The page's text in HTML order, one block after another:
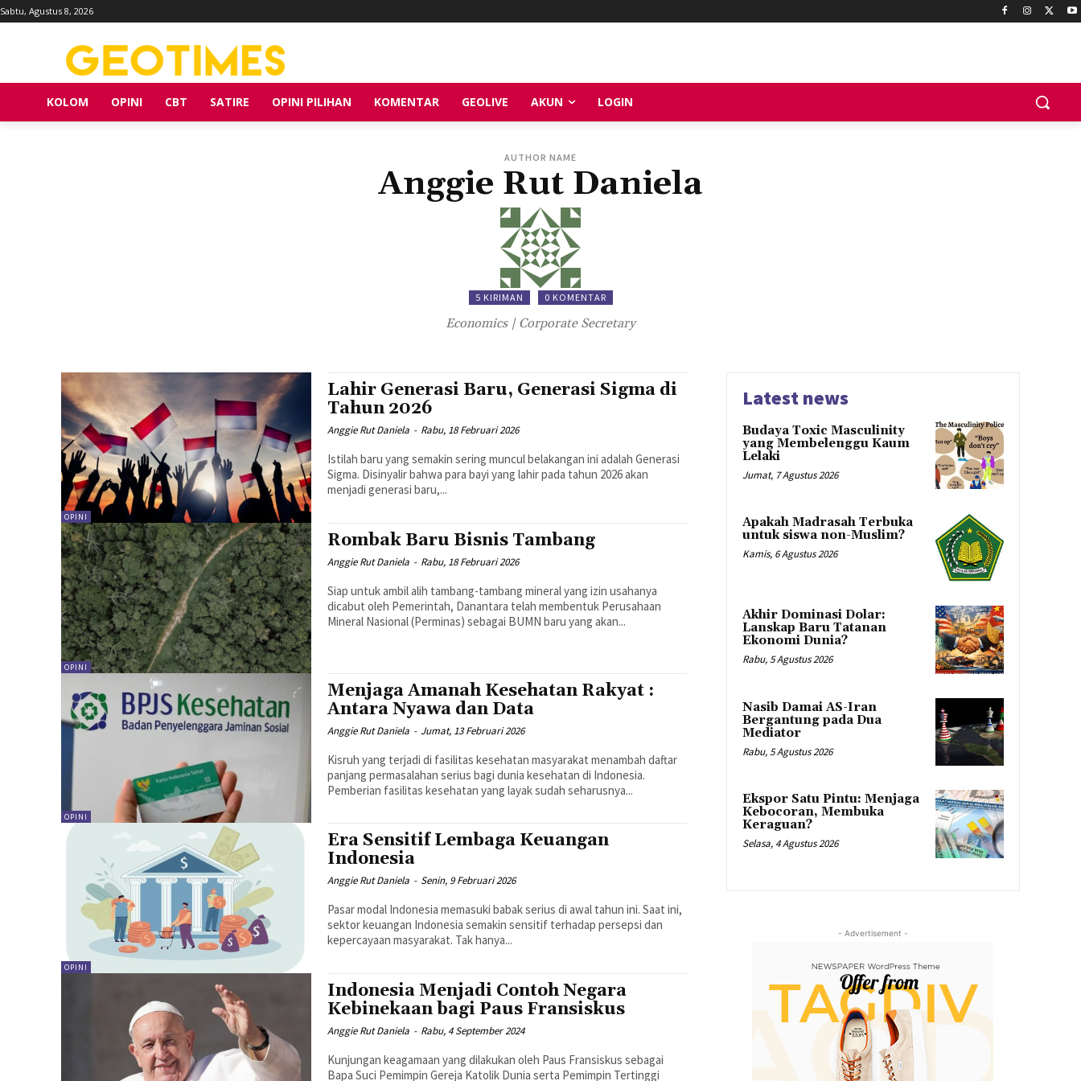
Sabtu, Agustus 8, 2026
KOLOM OPINI CBT SATIRE OPINI PILIHAN KOMENTAR GEOLIVE AKUN LOGIN
AUTHOR NAME
Anggie Rut Daniela
5 KIRIMAN 0 KOMENTAR
Economics | Corporate Secretary
OPINI
Lahir Generasi Baru, Generasi Sigma di
Tahun 2026
Anggie Rut Daniela - Rabu, 18 Februari 2026
Istilah baru yang semakin sering muncul belakangan ini adalah Generasi
Sigma. Disinyalir bahwa para bayi yang lahir pada tahun 2026 akan
menjadi generasi baru,...
OPINI
Rombak Baru Bisnis Tambang
Anggie Rut Daniela - Rabu, 18 Februari 2026
Siap untuk ambil alih tambang-tambang mineral yang izin usahanya
dicabut oleh Pemerintah, Danantara telah membentuk Perusahaan
Mineral Nasional (Perminas) sebagai BUMN baru yang akan...
OPINI
Menjaga Amanah Kesehatan Rakyat :
Antara Nyawa dan Data
Anggie Rut Daniela - Jumat, 13 Februari 2026
Kisruh yang terjadi di fasilitas kesehatan masyarakat menambah daftar
panjang permasalahan serius bagi dunia kesehatan di Indonesia.
Pemberian fasilitas kesehatan yang layak sudah seharusnya...
OPINI
Era Sensitif Lembaga Keuangan
Indonesia
Anggie Rut Daniela - Senin, 9 Februari 2026
Pasar modal Indonesia memasuki babak serius di awal tahun ini. Saat ini,
sektor keuangan Indonesia semakin sensitif terhadap persepsi dan
kepercayaan masyarakat. Tak hanya...
Indonesia Menjadi Contoh Negara
Kebinekaan bagi Paus Fransiskus
Anggie Rut Daniela - Rabu, 4 September 2024
Kunjungan keagamaan yang dilakukan oleh Paus Fransiskus sebagai
Bapa Suci Pemimpin Gereja Katolik Dunia serta Pemimpin Tertinggi
Latest news
Budaya Toxic Masculinity
yang Membelenggu Kaum
Lelaki
Jumat, 7 Agustus 2026
Apakah Madrasah Terbuka
untuk siswa non-Muslim?
Kamis, 6 Agustus 2026
Akhir Dominasi Dolar:
Lanskap Baru Tatanan
Ekonomi Dunia?
Rabu, 5 Agustus 2026
Nasib Damai AS-Iran
Bergantung pada Dua
Mediator
Rabu, 5 Agustus 2026
Ekspor Satu Pintu: Menjaga
Kebocoran, Membuka
Keraguan?
Selasa, 4 Agustus 2026
- Advertisement -